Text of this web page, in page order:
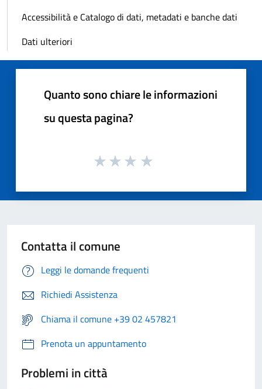
Accessibilità e Catalogo di dati, metadati e banche dati
Dati ulteriori
Quanto sono chiare le informazioni
su questa pagina?
Contatta il comune
Leggi le domande frequenti
Richiedi Assistenza
Chiama il comune +39 02 457821
Prenota un appuntamento
Problemi in città